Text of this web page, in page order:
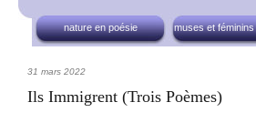
nature en poésie muses et
31 mars 2022
Ils Immigrent (trois Poèmes)